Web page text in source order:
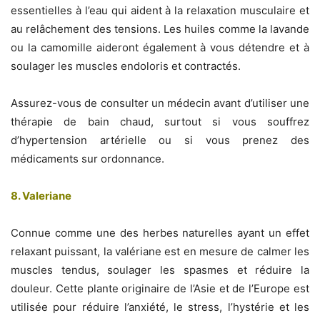
essentielles à l’eau qui aident à la relaxation musculaire et
au relâchement des tensions. Les huiles comme la lavande
ou la camomille aideront également à vous détendre et à
soulager les muscles endoloris et contractés.
Assurez-vous de consulter un médecin avant d’utiliser une
thérapie de bain chaud, surtout si vous souffrez
d’hypertension artérielle ou si vous prenez des
médicaments sur ordonnance.
8. Valeriane
Connue comme une des herbes naturelles ayant un effet
relaxant puissant, la valériane est en mesure de calmer les
muscles tendus, soulager les spasmes et réduire la
douleur. Cette plante originaire de l’Asie et de l’Europe est
utilisée pour réduire l’anxiété, le stress, l’hystérie et les